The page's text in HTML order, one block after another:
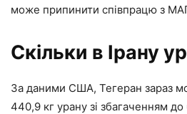
може припинити співпрацю з
Скільки в Ірану
За даними США, Тегеран зараз
440,9 кг урану зі збагаченням